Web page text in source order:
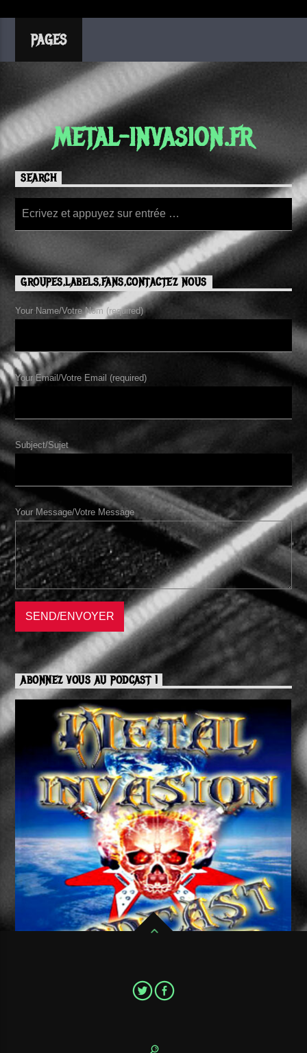
PAGES
METAL-INVASION.FR
SEARCH
GROUPES,LABELS,FANS,CONTACTEZ NOUS
Your Name/Votre Nom (required)
Your Email/Votre Email (required)
Subject/Sujet
Your Message/Votre Message
ABONNEZ VOUS AU PODCAST !
favorite,Metal Invasion Podcast, abonnez vous au flux RSS